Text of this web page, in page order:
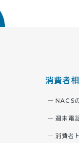
消費者
NACS
週末電
消費者